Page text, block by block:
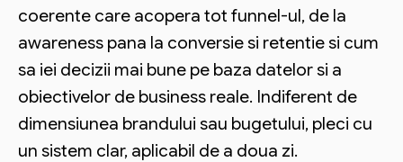
coerente care acopera tot funnel-ul, de la
awareness pana la conversie si retentie si cum
sa iei decizii mai bune pe baza datelor si a
obiectivelor de business reale. Indiferent de
dimensiunea brandului sau bugetului, pleci cu
un sistem clar, aplicabil de a doua zi.